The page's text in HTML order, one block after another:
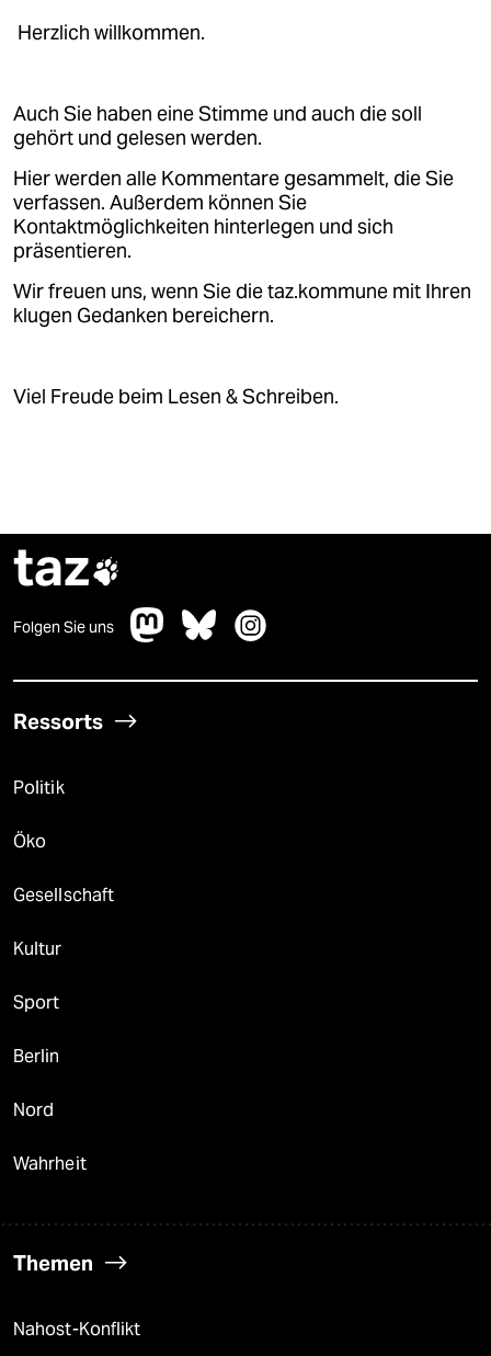
Herzlich willkommen.
Auch Sie haben eine Stimme und auch die soll
gehört und gelesen werden.
Hier werden alle Kommentare gesammelt, die Sie
verfassen. Außerdem können Sie
Kontaktmöglichkeiten hinterlegen und sich
präsentieren.
Wir freuen uns, wenn Sie die taz.kommune mit Ihren
klugen Gedanken bereichern.
Viel Freude beim Lesen & Schreiben.
taz
Folgen Sie uns
Ressorts
Politik
Öko
Gesellschaft
Kultur
Sport
Berlin
Nord
Wahrheit
Themen
Nahost-Konflikt